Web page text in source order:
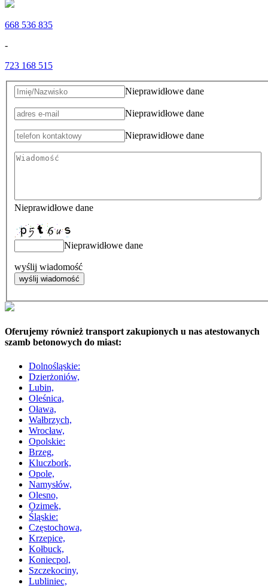
668 536 835
-
723 168 515
Nieprawidłowe dane
Nieprawidłowe dane
Nieprawidłowe dane
Nieprawidłowe dane
Nieprawidłowe dane
wyślij wiadomość
Oferujemy również transport zakupionych u nas atestowanych
szamb betonowych do miast:
Dolnośląskie:
Dzierżoniów,
Lubin,
Oleśnica,
Oława,
Wałbrzych,
Wrocław,
Opolskie:
Brzeg,
Kluczbork,
Opole,
Namysłów,
Olesno,
Ozimek,
Śląskie:
Częstochowa,
Krzepice,
Kołbuck,
Koniecpol,
Szczekociny,
Lubliniec,